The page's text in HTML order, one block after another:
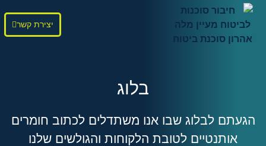
יצירת קשר
בלוג
הגעתם לבלוג שבו אנו משתדלים לכתוב חומרים
אותנטיים לטובת הלקוחות והגולשים שלנו